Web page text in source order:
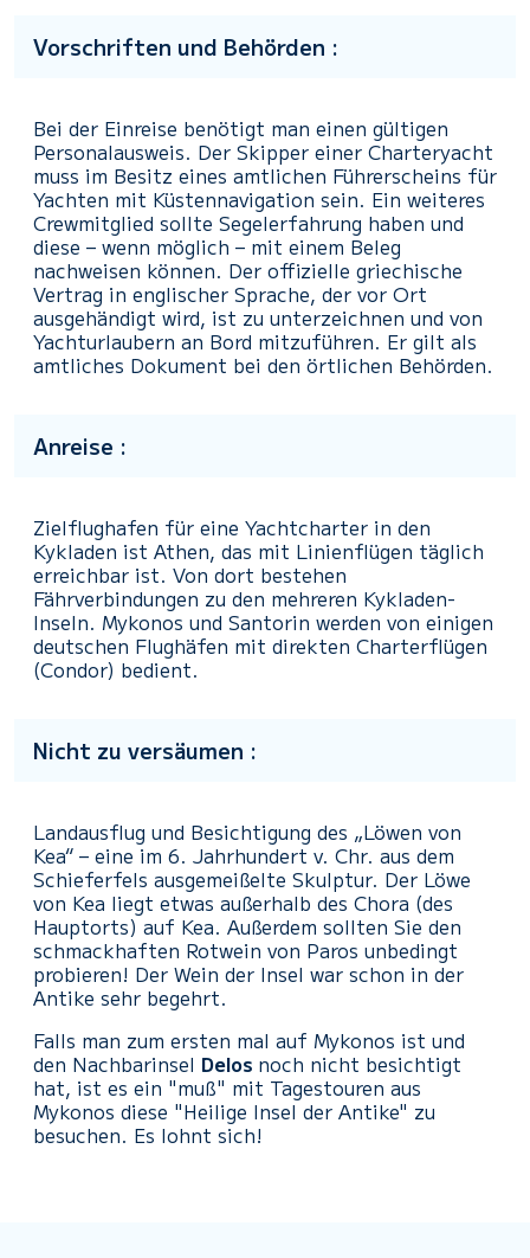
Vorschriften und Behörden :
Bei der Einreise benötigt man einen gültigen
Personalausweis. Der Skipper einer Charteryacht
muss im Besitz eines amtlichen Führerscheins für
Yachten mit Küstennavigation sein. Ein weiteres
Crewmitglied sollte Segelerfahrung haben und
diese – wenn möglich – mit einem Beleg
nachweisen können. Der offizielle griechische
Vertrag in englischer Sprache, der vor Ort
ausgehändigt wird, ist zu unterzeichnen und von
Yachturlaubern an Bord mitzuführen. Er gilt als
amtliches Dokument bei den örtlichen Behörden.
Anreise :
Zielflughafen für eine Yachtcharter in den
Kykladen ist Athen, das mit Linienflügen täglich
erreichbar ist. Von dort bestehen
Fährverbindungen zu den mehreren Kykladen-
Inseln. Mykonos und Santorin werden von einigen
deutschen Flughäfen mit direkten Charterflügen
(Condor) bedient.
Nicht zu versäumen :
Landausflug und Besichtigung des „Löwen von
Kea“ – eine im 6. Jahrhundert v. Chr. aus dem
Schieferfels ausgemeißelte Skulptur. Der Löwe
von Kea liegt etwas außerhalb des Chora (des
Hauptorts) auf Kea. Außerdem sollten Sie den
schmackhaften Rotwein von Paros unbedingt
probieren! Der Wein der Insel war schon in der
Antike sehr begehrt.
Falls man zum ersten mal auf Mykonos ist und
den Nachbarinsel Delos noch nicht besichtigt
hat, ist es ein "muß" mit Tagestouren aus
Mykonos diese "Heilige Insel der Antike" zu
besuchen. Es lohnt sich!